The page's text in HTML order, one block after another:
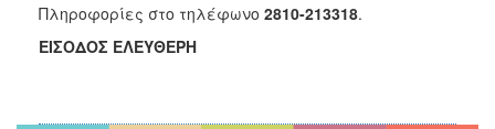
Πληροφορίες στο τηλέφωνο 2810-213318.
ΕΙΣΟΔΟΣ ΕΛΕΥΘΕΡΗ